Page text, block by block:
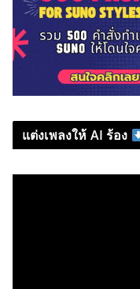
แต่งเพลงให้ AI ร้อง